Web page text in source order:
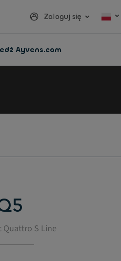
Zaloguj się
Ayvens.com
Quattro S Line